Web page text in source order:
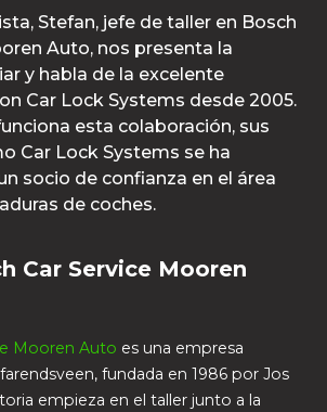
Stefan, jefe de taller en Bosch
Auto, nos presenta la
y habla de la excelente
Car Lock Systems desde 2005.
esta colaboración, sus
Car Lock Systems se ha
socio de confianza en el área
de coches.
Car Service Mooren
Mooren Auto es una empresa
fundada en 1986 por Jos
empieza en el taller junto a la